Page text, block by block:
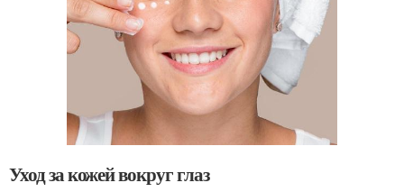
Уход за кожей вокруг глаз